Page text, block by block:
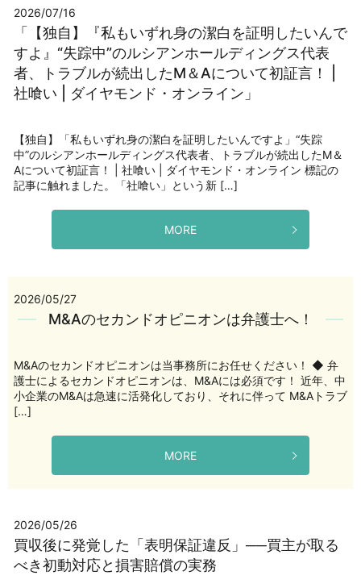
2026/07/16
「【独自】『私もいずれ身の潔白を証明したいんで
すよ』“失踪中”のルシアンホールディングス代表
者、トラブルが続出したM＆Aについて初証言！ |
社喰い | ダイヤモンド・オンライン」
【独自】「私もいずれ身の潔白を証明したいんですよ」“失踪
中”のルシアンホールディングス代表者、トラブルが続出したM＆
Aについて初証言！ | 社喰い | ダイヤモンド・オンライン 標記の
記事に触れました。「社喰い」という新 […]
MORE
2026/05/27
M&Aのセカンドオピニオンは弁護士へ！
M&Aのセカンドオピニオンは当事務所にお任せください！ ◆ 弁
護士によるセカンドオピニオンは、M&Aには必須です！ 近年、中
小企業のM&Aは急速に活発化しており、それに伴って M&Aトラブ
[…]
MORE
2026/05/26
買収後に発覚した「表明保証違反」──買主が取る
べき初動対応と損害賠償の実務